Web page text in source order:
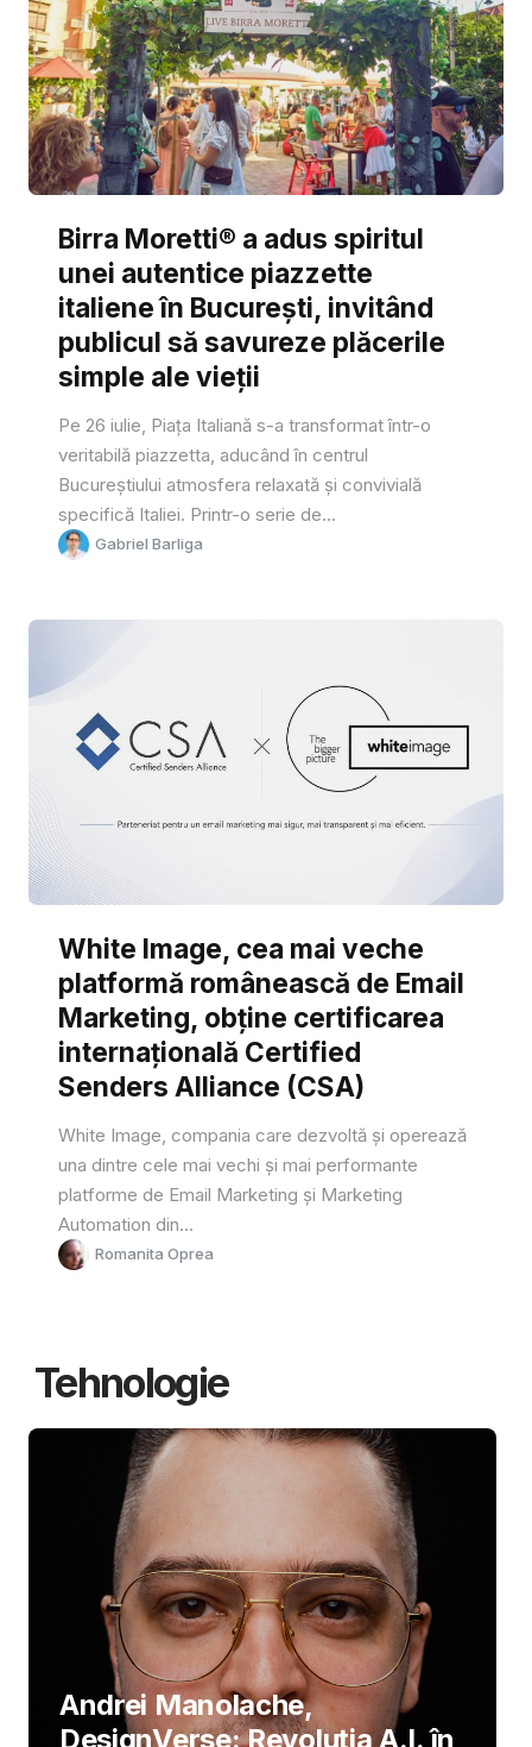
Birra Moretti® a adus spiritul
unei autentice piazzette
italiene în București, invitând
publicul să savureze plăcerile
simple ale vieții
Pe 26 iulie, Piața Italiană s-a transformat într-o
veritabilă piazzetta, aducând în centrul
Bucureștiului atmosfera relaxată și convivială
specifică Italiei. Printr-o serie de...
Gabriel Barliga
White Image, cea mai veche
platformă românească de Email
Marketing, obține certificarea
internațională Certified
Senders Alliance (CSA)
White Image, compania care dezvoltă și operează
una dintre cele mai vechi și mai performante
platforme de Email Marketing și Marketing
Automation din...
Romanita Oprea
Tehnologie
Andrei Manolache,
DesignVerse: Revoluția A.I. în